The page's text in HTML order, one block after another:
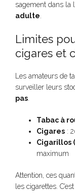
sagement dans la
adulte.
Limites
cigares et
Les amateurs de
surveiller leurs
pas.
Tabac à
Cigares :
Cigarillos
maximum
Attention, ces
les cigarettes. C’est